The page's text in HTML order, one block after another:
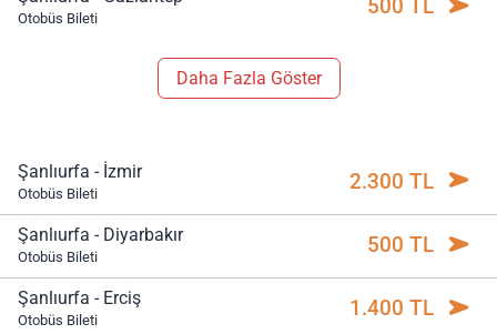
Otobüs Bileti 500 TL
Daha Fazla Göster
Şanlıurfa - İzmir
Otobüs Bileti 2.300 TL
Şanlıurfa - Diyarbakır
Otobüs Bileti 500 TL
Şanlıurfa - Erciş
Otobüs Bileti 1.400 TL